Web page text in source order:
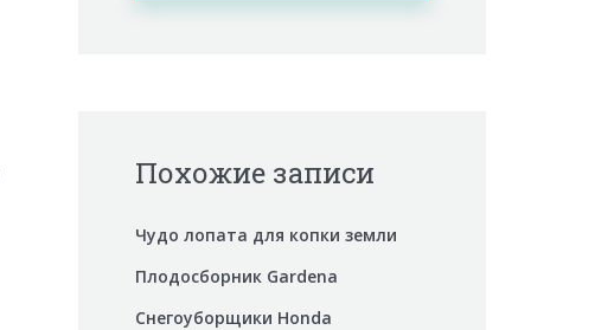
Похожие записи
Чудо лопата для копки земли
Плодосборник Gardena
Снегоуборщики Honda